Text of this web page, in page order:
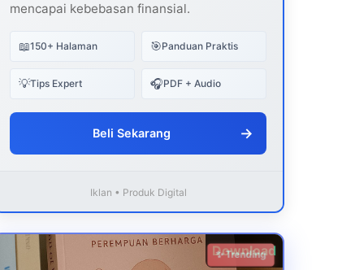
mencapai kebebasan finansial.
📖150+ Halaman 🎯Panduan Praktis
💡Tips Expert 🎧PDF + Audio
Beli Sekarang →
Iklan • Produk Digital
Download
✨ Trending